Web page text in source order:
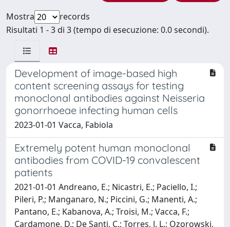
Mostra
records
Risultati 1 - 3 di 3 (tempo di esecuzione: 0.0 secondi).
Development of image-based high
content screening assays for testing
monoclonal antibodies against Neisseria
gonorrhoeae infecting human cells
2023-01-01 Vacca, Fabiola
Extremely potent human monoclonal
antibodies from COVID-19 convalescent
patients
2021-01-01 Andreano, E.; Nicastri, E.; Paciello, I.;
Pileri, P.; Manganaro, N.; Piccini, G.; Manenti, A.;
Pantano, E.; Kabanova, A.; Troisi, M.; Vacca, F.;
Cardamone, D.; De Santi, C.; Torres, J. L.; Ozorowski,